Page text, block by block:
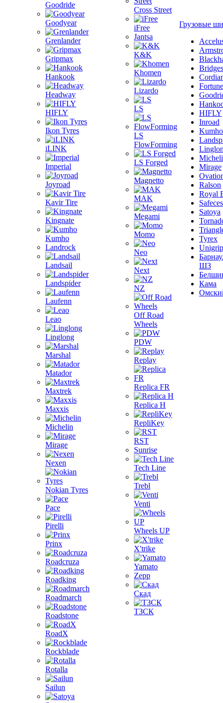
Goodride
Goodyear
Grenlander
Gripmax
Hankook
Headway
HIFLY
Ikon Tyres
iLINK
Imperial
Joyroad
Kavir Tire
Kingnate
Kumho
Landrock
Landsail
Landspider
Laufenn
Leao
Linglong
Marshal
Matador
Maxtrek
Maxxis
Michelin
Mirage
Nexen
Nokian Tyres
Pace
Pirelli
Prinx
Roadcruza
Roadking
Roadmarch
Roadstone
RoadX
Rockblade
Rotalla
Sailun
Cross Street
iFree
Jantsa
K&K
Khomen
Lizardo
LS
LS
FlowForming
LS Forged
Magnetto
MAK
Megami
Momo
Neo
Next
NZ
Off Road
Wheels
PDW
Replay
Replica FR
Replica H
RepliKey
RST
Sunrise
Tech Line
Trebl
Venti
Wheels UP
X'trike
Yamato
Zepp
Скад
ТЗСК
Грузовые
Fortune
HIFLY
Inroad
Kumho
Mirage
Ralson
Royal
Satoya
Tyrex
Unigrip
ШЗ
Кама